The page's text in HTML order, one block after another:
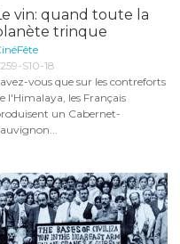
vin: quand toute la
trinque
S10-18
vous que sur les contreforts
l'Himalaya, les Français
un Cabernet-